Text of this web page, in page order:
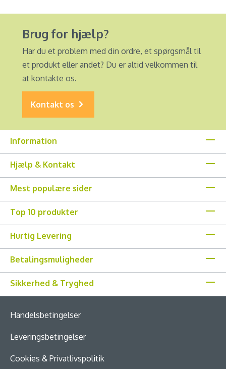
Brug for hjælp?
Har du et problem med din ordre, et spørgsmål til
et produkt eller andet? Du er altid velkommen til
at kontakte os.
Kontakt os
Information
Hjælp & Kontakt
Mest populære sider
Top 10 produkter
Hurtig Levering
Betalingsmuligheder
Sikkerhed & Tryghed
Handelsbetingelser
Leveringsbetingelser
Cookies & Privatlivspolitik